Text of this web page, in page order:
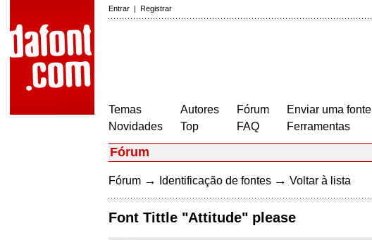
Entrar | Registrar
Temas
Novidades
Autores
Top
Fórum
FAQ
Enviar uma fonte
Ferramentas
Fórum
Fórum → Identificação de fontes → Voltar à lista
Font Tittle "Attitude" please